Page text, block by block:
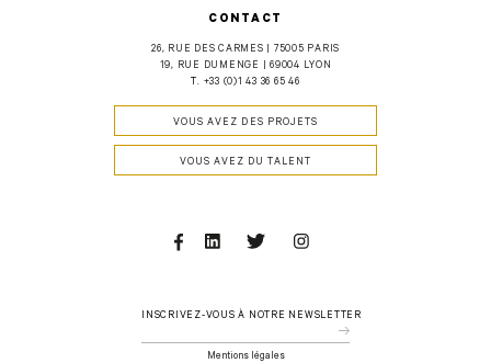
Facebook Linkedin Twitter
INSCRIVEZ-VOUS À NOTRE NEWSLETTER
Mentions légales
CONTACT
26, RUE DES CARMES | 75005 PARIS
19, RUE DUMENGE | 69004 LYON
T. +33 (0)1 43 36 65 46
VOUS AVEZ DES PROJETS
VOUS AVEZ DU TALENT